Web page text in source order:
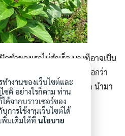
ชำของเราไม่สำเร็จ บางทีอาจเป็น
ว้ ไม่สดใหม่พอก็เป็นได้ ขอบอกว่า
ต้นแห้งเหี่ยวตาย ก็ถอนออก นำมา
า ก็ลองใหม่ค่ะ
ำงานของเว็บไซต์และ
ซต๊ อย่างไรก็ตาม ท่าน
ด้จากบราวเซอร์ของ
การใช้งานเว็บไซต์ได้
มเติมได้ที่ นโยบาย